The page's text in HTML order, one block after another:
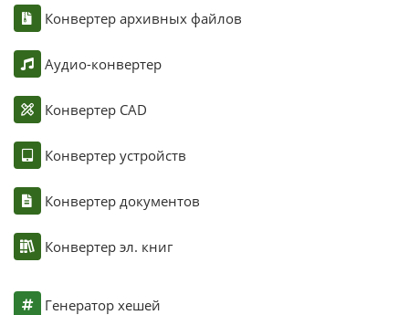
Конвертер архивных файлов
Аудио-конвертер
Конвертер CAD
Конвертер устройств
Конвертер документов
Конвертер эл. книг
Генератор хешей